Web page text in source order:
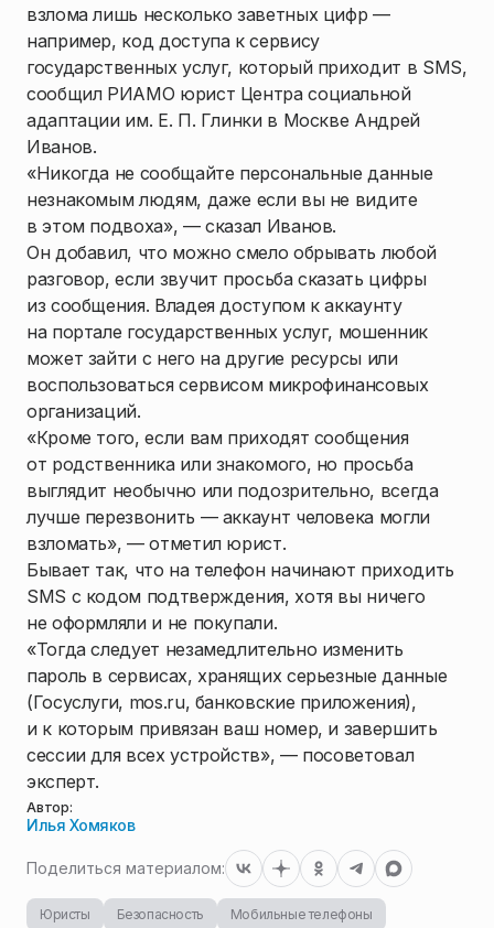
взлома лишь несколько заветных цифр —
например, код доступа к сервису
государственных услуг, который приходит в SMS,
сообщил РИАМО юрист Центра социальной
адаптации им. Е. П. Глинки в Москве Андрей
Иванов.
«Никогда не сообщайте персональные данные
незнакомым людям, даже если вы не видите
в этом подвоха», — сказал Иванов.
Он добавил, что можно смело обрывать любой
разговор, если звучит просьба сказать цифры
из сообщения. Владея доступом к аккаунту
на портале государственных услуг, мошенник
может зайти с него на другие ресурсы или
воспользоваться сервисом микрофинансовых
организаций.
«Кроме того, если вам приходят сообщения
от родственника или знакомого, но просьба
выглядит необычно или подозрительно, всегда
лучше перезвонить — аккаунт человека могли
взломать», — отметил юрист.
Бывает так, что на телефон начинают приходить
SMS с кодом подтверждения, хотя вы ничего
не оформляли и не покупали.
«Тогда следует незамедлительно изменить
пароль в сервисах, хранящих серьезные данные
(Госуслуги, mos.ru, банковские приложения),
и к которым привязан ваш номер, и завершить
сессии для всех устройств», — посоветовал
эксперт.
Автор:
Илья Хомяков
Поделиться материалом:
Юристы Безопасность
Мобильные телефоны